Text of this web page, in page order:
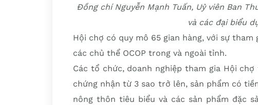
Đồng chí Nguyễn Mạnh Tuấn, Uỷ viên Ban
và các đại biểu
Hội chợ có quy mô 65 gian hàng, với sự
các chủ thể OCOP trong và ngoài tỉnh.
Các tổ chức, doanh nghiệp tham gia Hội
chứng nhận từ 3 sao trở lên, sản phẩm có
nông thôn tiêu biểu và các sản phẩm đặc